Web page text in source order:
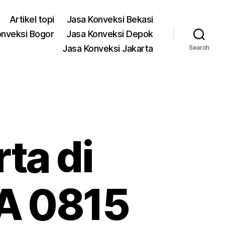
Artikel topi
Jasa Konveksi Bekasi
Bogor
Jasa Konveksi Depok
Jasa Konveksi Jakarta
Search
di
0815